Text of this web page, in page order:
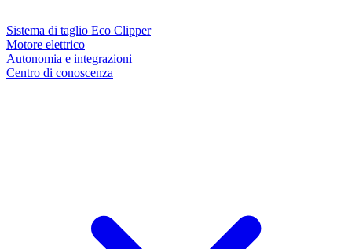
Sistema di taglio Eco Clipper
Motore elettrico
Autonomia e integrazioni
Centro di conoscenza